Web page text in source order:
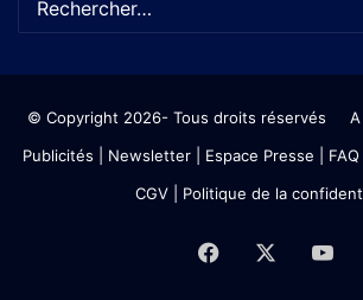
© Copyright 2026- Tous droits réservés
Publicités
Newsletter| Espace Presse | FAQ
CGV| Politique de la